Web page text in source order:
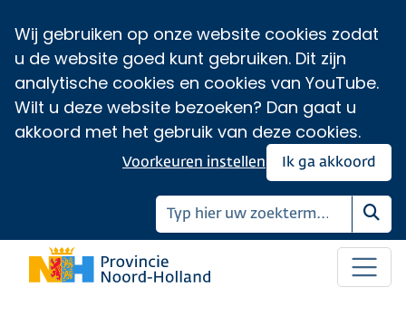
Wij gebruiken op onze website cookies zodat
u de website goed kunt gebruiken. Dit zijn
analytische cookies en cookies van YouTube.
Wilt u deze website bezoeken? Dan gaat u
akkoord met het gebruik van deze cookies.
Ik ga akkoord
Voorkeuren instellen